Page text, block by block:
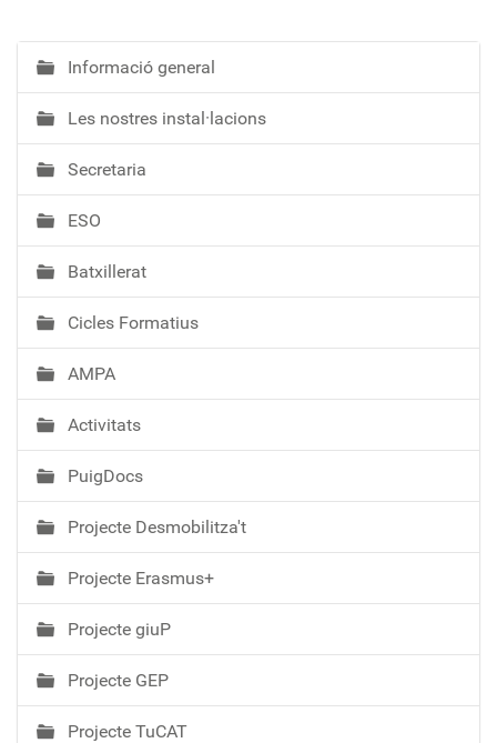
N
a
v
e
g
a
c
ó
Informació general
Les nostres instal·lacions
Secretaria
ESO
Batxillerat
Cicles Formatius
AMPA
Activitats
PuigDocs
Projecte Desmobilitza't
Projecte Erasmus+
Projecte giuP
Projecte GEP
Projecte TuCAT